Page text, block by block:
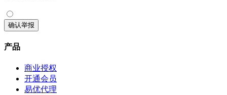
确认举报
产品
商业授权
开通会员
易优代理